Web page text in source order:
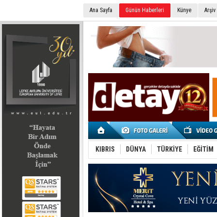
Ana Sayfa Günün Haberleri Künye Arşiv
KIBRIS DÜNYA TÜRKİYE EĞİTİM